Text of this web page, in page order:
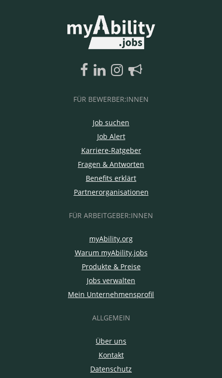
FÜR BEWERBER:INNEN
Job suchen
Job Alert
Karriere-Ratgeber
Fragen & Antworten
Benefits erklärt
Partnerorganisationen
FÜR ARBEITGEBER:INNEN
myAbility.org
Warum myAbility.jobs
Produkte & Preise
Jobs verwalten
Mein Unternehmensprofil
ALLGEMEIN
Über uns
Kontakt
Datenschutz